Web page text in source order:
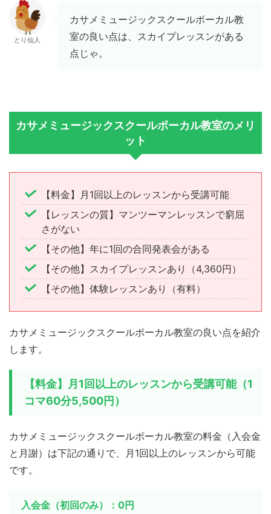
とり仙人
カサメミュージックスクールボーカル教
室の良い点は、スカイプレッスンがある
点じゃ。
カサメミュージックスクールボーカル教室のメリ
ット
【料金】月1回以上のレッスンから受講可能
【レッスンの質】マンツーマンレッスンで窮屈
さがない
【その他】年に1回の合同発表会がある
【その他】スカイプレッスンあり（4,360円）
【その他】体験レッスンあり（有料）
カサメミュージックスクールボーカル教室の良い点を紹介
します。
【料金】月1回以上のレッスンから受講可能（1
コマ60分5,500円）
カサメミュージックスクールボーカル教室の料金（入会金
と月謝）は下記の通りで、月1回以上のレッスンから可能
です。
入会金（初回のみ）：0円